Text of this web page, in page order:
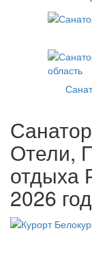
Отели,
отдыха
2026